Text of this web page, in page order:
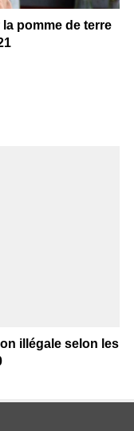
pomme de terre
illégale selon les